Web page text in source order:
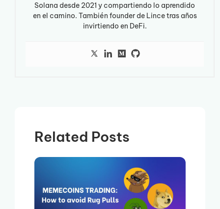
Solana desde 2021 y compartiendo lo aprendido
en el camino. También founder de Lince tras años
invirtiendo en DeFi.
Related Posts